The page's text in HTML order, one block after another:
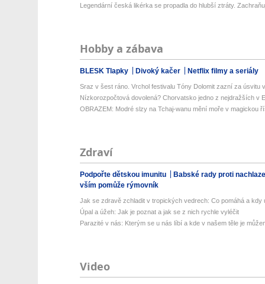
Legendární česká likérka se propadla do hlubší ztráty.
Hobby a zábava
BLESK Tlapky Divoký kačer Netflix filmy a seriály
Sraz v šest ráno. Vrchol festivalu Tóny Dolomit zazní za úsvitu
Nízkorozpočtová dovolená? Chorvatsko jedno z nejdražších v
OBRAZEM: Modré slzy na Tchaj-wanu mění moře v magickou
Zdraví
Podpořte dětskou imunitu
Babské rady proti
vším pomůže rýmovník
Jak se zdravě zchladit v tropických vedrech: Co pomáhá a kdy
Úpal a úžeh: Jak je poznat a jak se z nich rychle vyléčit
Parazité v nás: Kterým se u nás líbí a kde v našem těle je
Video